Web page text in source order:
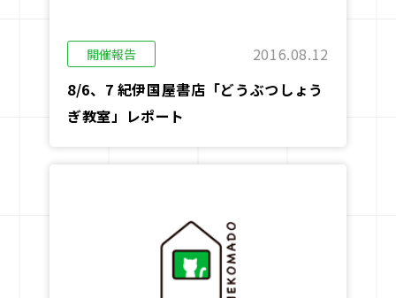
開催報告
2016.08.12
8/6、7 紀伊国屋書店「どうぶつしょう
ぎ教室」レポート